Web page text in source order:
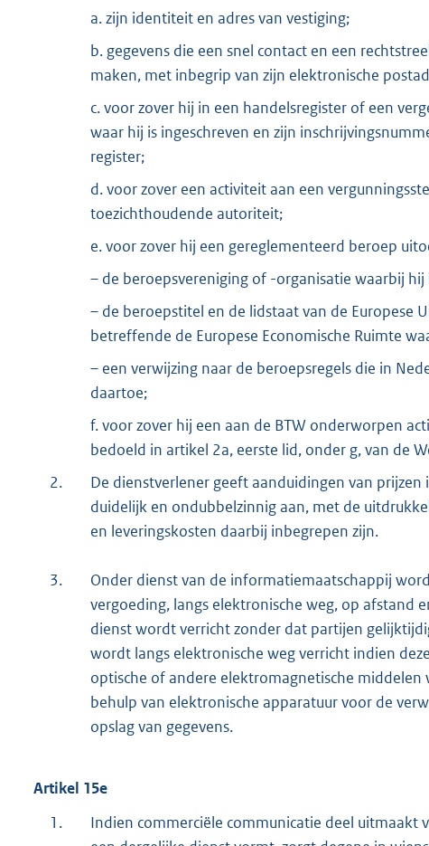
a. zijn identiteit en adres van vestiging;
b. gegevens die een snel contact en een
maken, met inbegrip van zijn elektronische
c. voor zover hij in een handelsregister of een
waar hij is ingeschreven en zijn
register;
d. voor zover een activiteit aan een
toezichthoudende autoriteit;
e. voor zover hij een gereglementeerd beroep
– de beroepsvereniging of -organisatie waarbij hij
– de beroepstitel en de lidstaat van de Europese
betreffende de Europese Economische Ruimte
– een verwijzing naar de beroepsregels die in
daartoe;
f. voor zover hij een aan de BTW onderworpen
bedoeld in artikel 2a, eerste lid, onder g, van de
2.
De dienstverlener geeft aanduidingen van
duidelijk en ondubbelzinnig aan, met de
en leveringskosten daarbij inbegrepen zijn.
3.
Onder dienst van de informatiemaatschappij
vergoeding, langs elektronische weg, op afstand
dienst wordt verricht zonder dat partijen
wordt langs elektronische weg verricht indien
optische of andere elektromagnetische
behulp van elektronische apparatuur voor de
opslag van gegevens.
Artikel 15e
1.
Indien commerciële communicatie deel